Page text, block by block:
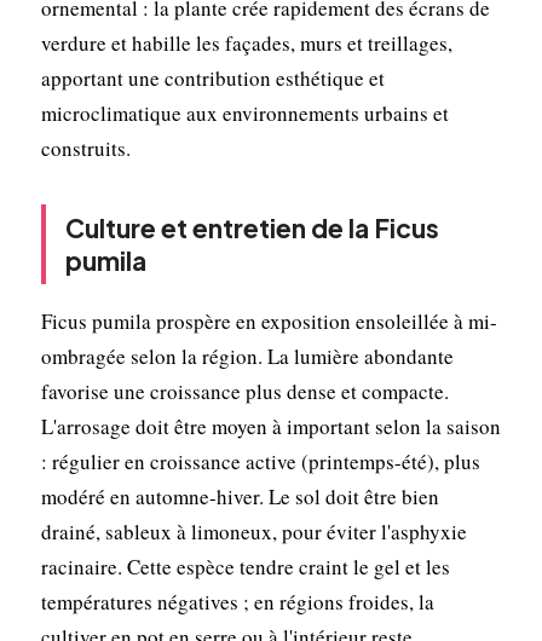
ornemental : la plante crée rapidement des écrans de
verdure et habille les façades, murs et treillages,
apportant une contribution esthétique et
microclimatique aux environnements urbains et
construits.
Culture et entretien de la Ficus
pumila
Ficus pumila prospère en exposition ensoleillée à mi-
ombragée selon la région. La lumière abondante
favorise une croissance plus dense et compacte.
L'arrosage doit être moyen à important selon la saison
: régulier en croissance active (printemps-été), plus
modéré en automne-hiver. Le sol doit être bien
drainé, sableux à limoneux, pour éviter l'asphyxie
racinaire. Cette espèce tendre craint le gel et les
températures négatives ; en régions froides, la